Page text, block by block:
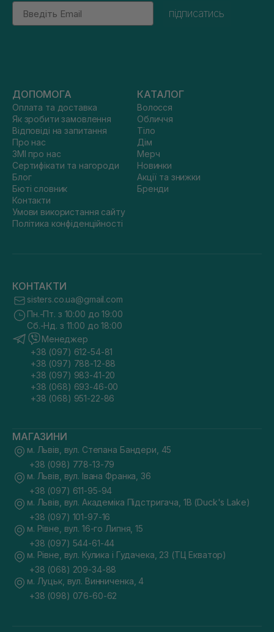
Email
підписатись
ДОПОМОГА
Оплата та доставка
Як зробити замовлення
Відповіді на запитання
Про нас
ЗМІ про нас
Сертифікати та нагороди
Блог
Бюті словник
Контакти
Умови використання сайту
Політика конфіденційності
КАТАЛОГ
Волосся
Обличчя
Тіло
Дім
Мерч
Новинки
Акції та знижки
Бренди
КОНТАКТИ
sisters.co.ua@gmail.com
Пн.-Пт. з 10:00 до 19:00
Сб.-Нд. з 11:00 до 18:00
Менеджер
+38 (097) 612-54-81
+38 (097) 788-12-88
+38 (097) 983-41-20
+38 (068) 693-46-00
+38 (068) 951-22-86
МАГАЗИНИ
м. Львів, вул. Степана Бандери, 45
+38 (098) 778-13-79
м. Львів, вул. Івана Франка, 36
+38 (097) 611-95-94
м. Львів, вул. Академіка Підстригача, 1В (Duck's Lake)
+38 (097) 101-97-16
м. Рівне, вул. 16-го Липня, 15
+38 (097) 544-61-44
м. Рівне, вул. Кулика і Гудачека, 23 (ТЦ Екватор)
+38 (068) 209-34-88
м. Луцьк, вул. Винниченка, 4
+38 (098) 076-60-62